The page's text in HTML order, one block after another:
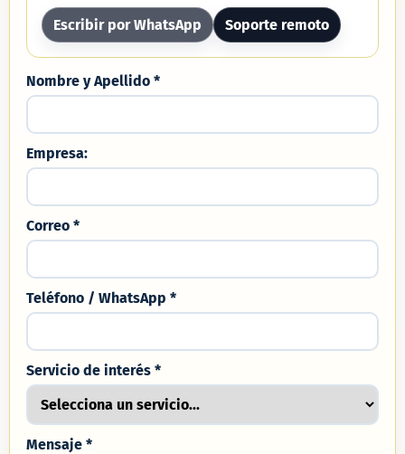
Escribir por WhatsApp Soporte remoto
Nombre y Apellido *
Empresa:
Correo *
Teléfono / WhatsApp *
Servicio de interés *
Mensaje *